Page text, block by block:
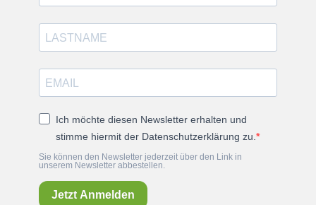
Ich möchte diesen Newsletter erhalten und
stimme hiermit der Datenschutzerklärung zu.
Sie können den Newsletter jederzeit über den Link in
unserem Newsletter abbestellen.
Jetzt Anmelden